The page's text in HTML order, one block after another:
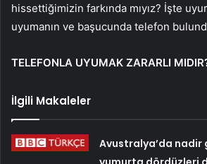
hissettiğimizin farkında mıyız? İşte
uyumanın ve başucunda telefon
TELEFONLA UYUMAK ZARARLI
İlgili Makaleler
Avustralya’da nadir